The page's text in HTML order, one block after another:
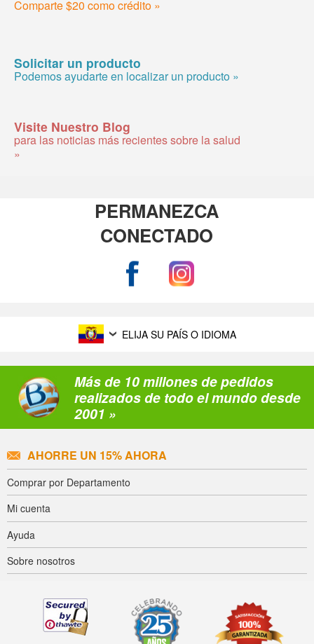
Comparte $20 como crédito »
Solicitar un producto
Podemos ayudarte en localizar un producto »
Visite Nuestro Blog
para las noticias más recientes sobre la salud
»
PERMANEZCA
CONECTADO
ELIJA SU PAÍS O IDIOMA
Más de 10 millones de pedidos
realizados de todo el mundo desde
2001 »
AHORRE UN 15% AHORA
Comprar por Departamento
Mi cuenta
Ayuda
Sobre nosotros